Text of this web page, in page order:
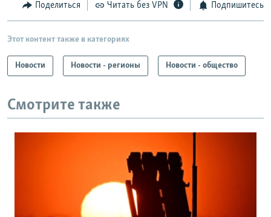
Поделиться Читать без VPN Подпишитесь
Этот контент также в категориях
Новости Новости - регионы Новости - общество
Смотрите также